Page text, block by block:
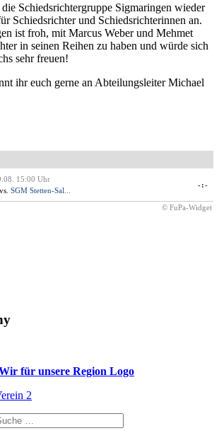
Schiedsrichtergruppe Sigmaringen wieder
Schiedsrichter und Schiedsrichterinnen an.
ist froh, mit Marcus Weber und Mehmet
in seinen Reihen zu haben und würde sich
sehr freuen!
ihr euch gerne an Abteilungsleiter Michael
15:00 Uhr
vs. SGM Stetten-Sal...
-:-
© FuPa-Widget